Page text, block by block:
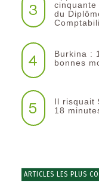
3
du
4
Burkina :
bonnes
5
Il risquait
18
ARTICLES LES PLUS